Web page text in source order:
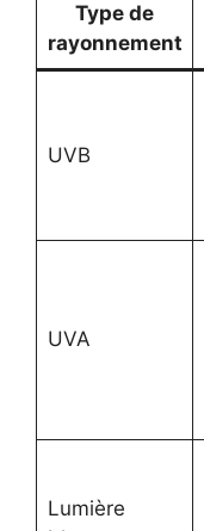
Type de
rayonnement
UVB
UVA
Lumière